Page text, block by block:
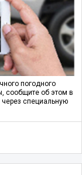
погодного
сообщите об этом в
специальную